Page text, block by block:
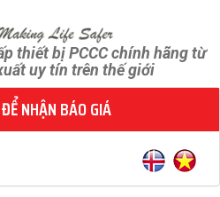
thiết bị PCCC chính hãng từ
uy tín trên thế giới
NHẬN BÁO GIÁ